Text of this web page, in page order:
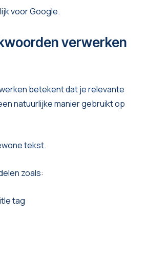
voor Google.
verwerken
betekent dat je relevante
natuurlijke manier gebruikt op
tekst.
zoals:
tag